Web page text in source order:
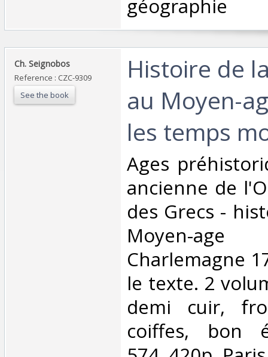
géographie‎
‎Ch. Seignobos‎
Reference : CZC-9309
See the book
‎Histoire de
au Moyen-
les temps
‎Ages
ancienne de
des Grecs -
Moyen-
Charlemagne
le texte. 2
demi cuir,
coiffes, bon